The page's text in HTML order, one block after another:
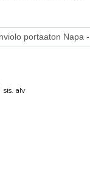
sis. alv